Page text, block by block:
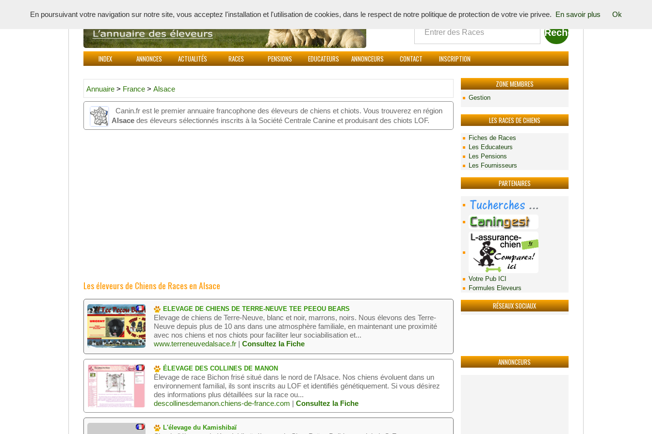
INDEX ANNONCES ACTUALITÉS RACES PENSIONS EDUCATEURS ANNONCEURS CONTACT INSCRIPTION
ZONE MEMBRES
Gestion
LES RACES DE CHIENS
Fiches de Races
Les Educateurs
Les Pensions
Les Fournisseurs
PARTENAIRES
Votre Pub ICI
Formules Eleveurs
RÉSEAUX SOCIAUX
ANNONCEURS
Annuaire > France > Alsace
Canin.fr est le premier annuaire francophone des éleveurs de chiens et chiots. Vous trouverez en région
Alsace des éleveurs sélectionnés inscrits à la Société Centrale Canine et produisant des chiots LOF.
Les éleveurs de Chiens de Races en Alsace
ELEVAGE DE CHIENS DE TERRE-NEUVE TEE PEEOU BEARS
Elevage de chiens de Terre-Neuve, blanc et noir, marrons, noirs. Nous élevons des Terre-
Neuve depuis plus de 10 ans dans une atmosphère familiale, en maintenant une proximité
avec nos chiens et nos chiots pour faciliter leur sociabilisation et...
www.terreneuvedalsace.fr
Consultez la Fiche
ÉLEVAGE DES COLLINES DE MANON
Élevage de race Bichon frisé situé dans le nord de l'Alsace. Nos chiens évoluent dans un
environnement familial, ils sont inscrits au LOF et identifiés génétiquement. Si vous désirez
des informations plus détaillées sur la race ou...
descollinesdemanon.chiens-de-france.com
Consultez la Fiche
L'élevage du Kamishibaï
En poursuivant votre navigation sur notre site, vous acceptez l'installation et l'utilisation de cookies, dans le respect de notre politique de protection de votre vie privee. En savoir plus Ok